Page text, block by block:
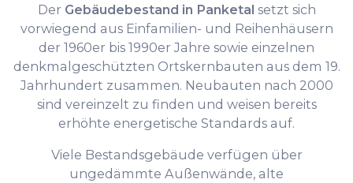
Der Gebäudebestand in Panketal setzt sich
vorwiegend aus Einfamilien- und Reihenhäusern
der 1960er bis 1990er Jahre sowie einzelnen
denkmalgeschützten Ortskernbauten aus dem 19.
Jahrhundert zusammen. Neubauten nach 2000
sind vereinzelt zu finden und weisen bereits
erhöhte energetische Standards auf.
Viele Bestandsgebäude verfügen über
ungedämmte Außenwände, alte